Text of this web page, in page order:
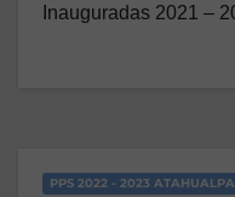
Inauguradas 2021 –
PPS 2022 - 2023 ATAHUALPA